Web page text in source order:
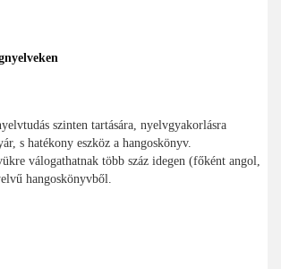
szinten tartására, nyelvgyakorlásra
s hatékony eszköz a hangoskönyv.
válogathatnak több száz idegen (főként angol,
hangoskönyvből.